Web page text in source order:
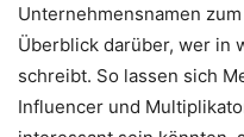
Unternehmensnamen
Überblick darüber, wer in
schreibt. So lassen sich
Influencer und